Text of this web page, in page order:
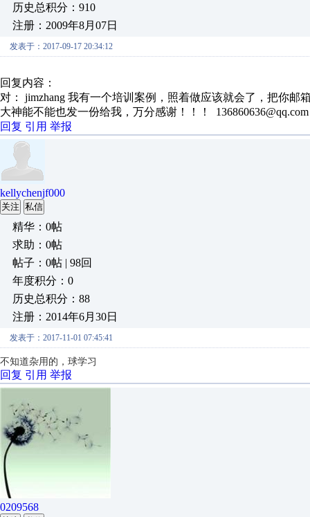
历史总积分：910
注册：2009年8月07日
发表于：2017-09-17 20:34:12
回复内容：
对： jimzhang 我有一个培训案例，照着做应该就会了，把你邮
大神能不能也发一份给我，万分感谢！！！ 136860636@qq.com
回复 引用 举报
kellychenjf000
关注 私信
精华：0帖
求助：0帖
帖子：0帖 | 98回
年度积分：0
历史总积分：88
注册：2014年6月30日
发表于：2017-11-01 07:45:41
不知道杂用的，球学习
回复 引用 举报
0209568